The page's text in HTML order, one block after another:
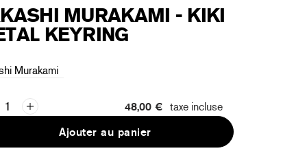
MURAKAMI - KIKI
KEYRING
Murakami
48,00 € taxe incluse
Ajouter au panier